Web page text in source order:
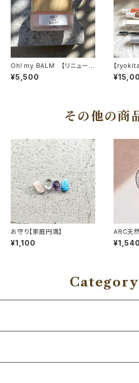
Oh! my BALM 【リニューア
ル】
¥5,500
【
介！】
セルフブ
その他の商
お守り【家庭円満】
¥1,100
ARC天然
関係の修
¥1,540
Category